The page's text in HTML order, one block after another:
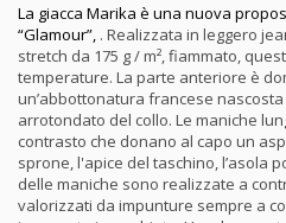
La giacca Marika è una nuova
“Glamour”, . Realizzata in leggero
stretch da 175 g / m², fiammato,
temperature. La parte anteriore è
un’abbottonatura francese
arrotondato del collo. Le maniche
contrasto che donano al capo un
sprone, l'apice del taschino, l’asola
delle maniche sono realizzate a
valorizzati da impunture sempre a